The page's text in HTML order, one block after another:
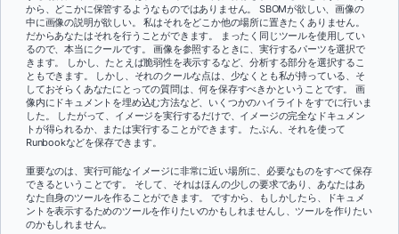
から、どこかに保管するようなものではありません。 SBOMが欲しい、画像の
中に画像の説明が欲しい。 私はそれをどこか他の場所に置きたくありません。
だからあなたはそれを行うことができます。 まったく同じツールを使用してい
るので、本当にクールです。 画像を参照するときに、実行するパーツを選択で
きます。 しかし、たとえば脆弱性を表示するなど、分析する部分を選択するこ
ともできます。 しかし、それのクールな点は、少なくとも私が持っている、そ
しておそらくあなたにとっての質問は、何を保存すべきかということです。 画
像内にドキュメントを埋め込む方法など、いくつかのハイライトをすでに行いま
した。 したがって、イメージを実行するだけで、イメージの完全なドキュメン
トが得られるか、または実行することができます。 たぶん、それを使って
Runbookなどを保存できます。
重要なのは、実行可能なイメージに非常に近い場所に、必要なものをすべて保存
できるということです。 そして、それはほんの少しの要求であり、あなたはあ
なた自身のツールを作ることができます。 ですから、もしかしたら、ドキュメ
ントを表示するためのツールを作りたいのかもしれませんし、ツールを作りたい
のかもしれません。